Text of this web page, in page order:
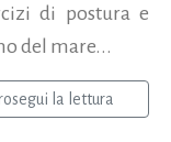
di postura e
del mare...
la lettura